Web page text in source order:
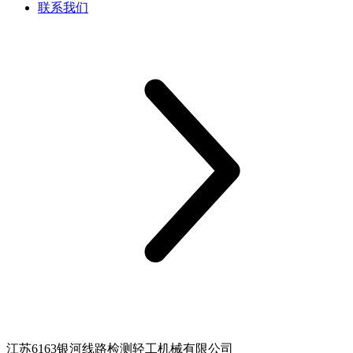
联系我们
江苏6163银河线路检测轻工机械有限公司